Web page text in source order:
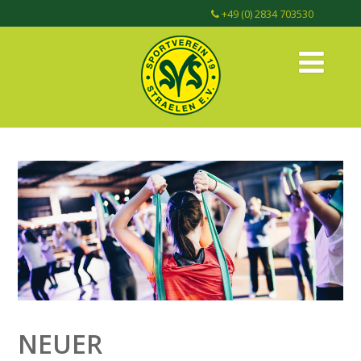
+49 (0) 2834 703530
NEUER